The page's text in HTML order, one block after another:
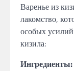
Варенье из
лакомство,
особых
кизила:
Ингредиенты: